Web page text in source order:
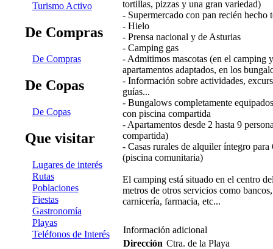
Turismo Activo
De Compras
De Compras
De Copas
De Copas
Que visitar
Lugares de interés
Rutas
Poblaciones
Fiestas
Gastronomía
Playas
Teléfonos de Interés
tortillas, pizzas y una gran variedad)
- Supermercado con pan recién hecho
- Hielo
- Prensa nacional y de Asturias
- Camping gas
- Admitimos mascotas (en el camping
apartamentos adaptados, en los
- Información sobre actividades,
guías...
- Bungalows completamente
con piscina compartida
- Apartamentos desde 2 hasta 9
compartida)
- Casas rurales de alquiler íntegro para
(piscina comunitaria)
El camping está situado en el centro
metros de otros servicios como
carnicería, farmacia, etc...
Información adicional
Dirección Ctra. de la Playa